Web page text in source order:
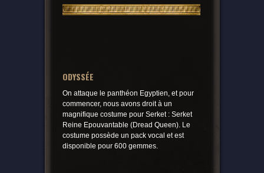
ODYSSÉE
On attaque le panthéon Egyptien, et pour
commencer, nous avons droit à un
magnifique costume pour Serket : Serket
Reine Epouvantable (Dread Queen). Le
costume possède un pack vocal et est
disponible pour 600 gemmes.